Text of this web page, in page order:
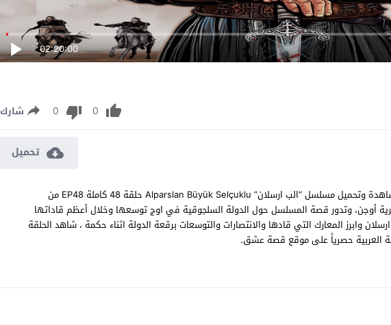
02:20:00
0
0 شارك
تحميل
مسلسل الب ارسلان الحلقة 48 مترجمة مشاهدة وتحميل مسلسل “الب ارسلان” Alparslan Büyük Selçuklu حلقة 48 كاملة EP48 من
أوجن، وتدور قصة المسلسل حول الدولة السلجوقية في اوج توسعها وخلال أعظم قاداتها
وابرز المعارك التي قادها والانتصارات والتوسعات برقعة الدولة اثناء حكمة ، شاهد الحلقة